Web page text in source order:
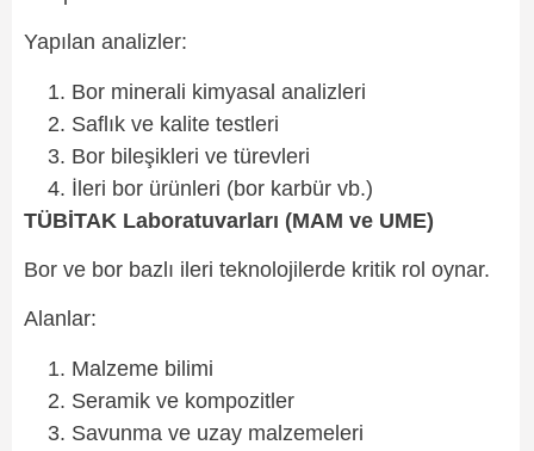
Yapılan analizler:
Bor minerali kimyasal analizleri
Saflık ve kalite testleri
Bor bileşikleri ve türevleri
İleri bor ürünleri (bor karbür vb.)
TÜBİTAK Laboratuvarları (MAM ve UME)
Bor ve bor bazlı ileri teknolojilerde kritik rol oynar.
Alanlar:
Malzeme bilimi
Seramik ve kompozitler
Savunma ve uzay malzemeleri